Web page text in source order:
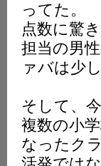
ってた。
点数に驚
担当の男
ァバは少
そして、
複数の小
なったク